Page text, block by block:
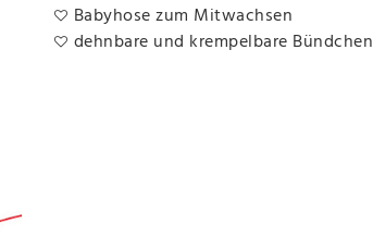
Babyhose zum Mitwachsen
dehnbare und krempelbare Bündchen